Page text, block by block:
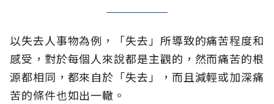
以失去人事物為例，「失去」所導致的痛苦程度和
感受，對於每個人來說都是主觀的，然而痛苦的根
源都相同，都來自於「失去」，而且減輕或加深痛
苦的條件也如出一轍。